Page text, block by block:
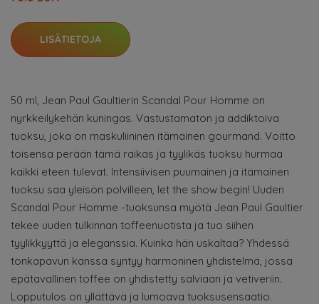
LISÄTIETOJA
50 ml, Jean Paul Gaultierin Scandal Pour Homme on
nyrkkeilykehän kuningas. Vastustamaton ja addiktoiva
tuoksu, joka on maskuliininen itämainen gourmand. Voitto
toisensa perään tämä raikas ja tyylikäs tuoksu hurmaa
kaikki eteen tulevat. Intensiivisen puumainen ja itämainen
tuoksu saa yleisön polvilleen, let the show begin! Uuden
Scandal Pour Homme -tuoksunsa myötä Jean Paul Gaultier
tekee uuden tulkinnan toffeenuotista ja tuo siihen
tyylikkyyttä ja eleganssia. Kuinka hän uskaltaa? Yhdessä
tonkapavun kanssa syntyy harmoninen yhdistelmä, jossa
epätavallinen toffee on yhdistetty salviaan ja vetiveriin.
Lopputulos on yllättävä ja lumoava tuoksusensaatio.